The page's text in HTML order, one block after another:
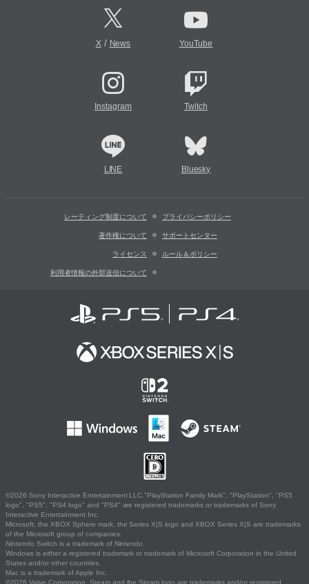
X/ News YouTube
Instagram Twitch
LINE Bluesky
レーティング制度について プライバシーポリシー
著作権について サポートセンター
ライセンス ルール＆ポリシー
利用者情報の外部送信について
©2026 Sony Interactive Entertainment LLC."PlayStation Family Mark", "PlayStation", "PS5
logo", "PS5", "PS4 logo" and "PS4" are registered trademarks or trademarks of Sony
Interactive Entertainment Inc.
Microsoft, the XBOX Sphere mark, the Series X|S logo and XBOX Series X|S are trademarks
of the Microsoft group of companies.
Nintendo Switch is a trademark of Nintendo.
Windows is either a registered trademark or trademark of Microsoft Corporation in the United
States and/or other countries.
Mac is a trademark of Apple Inc.
©2026 Valve Corporation. Steam and the Steam logo are trademarks and/or registered